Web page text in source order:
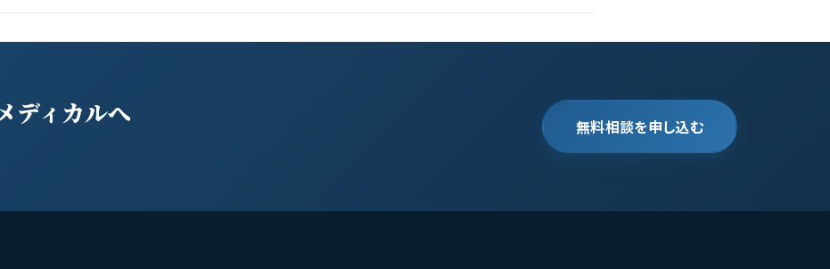
ディカルへ 無料相談を申し込む